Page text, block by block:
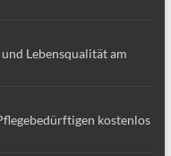
Lebensqualität am
kostenlos